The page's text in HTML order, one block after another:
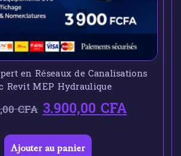
en Réseaux de Canalisations
Revit MEP Hydraulique
CFA 3.900,00CFA
Ajouter au panier